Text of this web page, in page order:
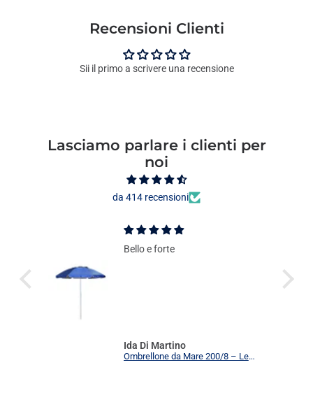
Recensioni Clienti
Sii il primo a scrivere una recensione
Lasciamo parlare i clienti per
noi
da 414 recensioni
Bello e forte
Ida Di Martino
Ombrellone da Mare 200/8 – Leggero, Resistente e nei Colori più Belli!